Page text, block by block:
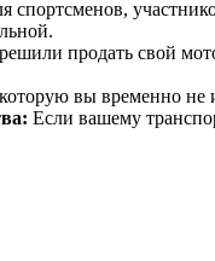
спортсменов,
продать свой
вы временно не
Если вашему